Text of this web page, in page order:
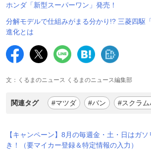
ホンダ「新型スーパーワン」発売！
分解モデルで仕組みがまる分かり!? 三菱四駆
進化とは
文：くるまのニュース くるまのニュース編集部
関連タグ #マツダ #バン #スクラム
【キャンペーン】8月の毎週金・土・日はガソ
き！（要マイカー登録＆特定情報の入力）